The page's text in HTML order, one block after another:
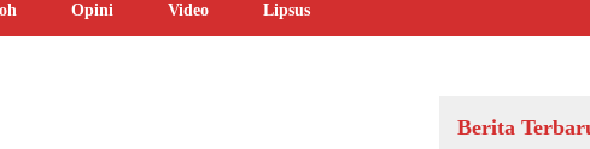
Opini Video Lipsus
Berita